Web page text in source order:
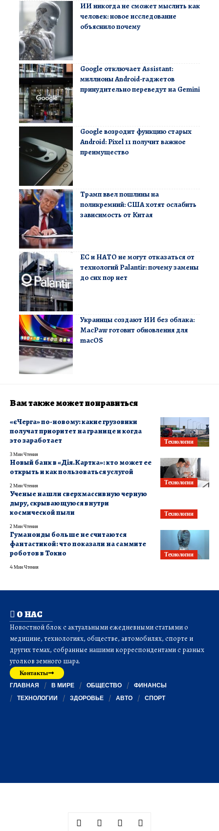
ИИ никогда не сможет мыслить как
человек: новое исследование
объяснило почему
Google отключает Assistant:
миллионы Android-гаджетов
принудительно переведут на Gemini
Google возродит функцию старых
Android: Pixel 11 получит важное
преимущество
Трамп ввел пошлины на
поликремний: США хотят ослабить
зависимость от Китая
ЕС и НАТО не могут отказаться от
технологий Palantir: почему замены
до сих пор нет
Украинцы создают ИИ без облака:
MacPaw готовит обновления для
macOS
Вам также может понравиться
Технологии
«єЧерга» по-новому: какие грузовики
получат приоритет на границе и когда
это заработает
3 Мин Чтения
Технологии
Новый банк в «Дія.Картка»: кто может ее
открыть и как пользоваться услугой
2 Мин Чтения
Технологии
Ученые нашли сверхмассивную черную
дыру, скрывающуюся внутри
космической пыли
2 Мин Чтения
Технологии
Гуманоиды больше не считаются
фантастикой: что показали на саммите
роботов в Токио
4 Мин Чтения
О НАС
Новостной блок с актуальными ежедневными статьями о
медицине, технологиях, обществе, автомобилях, спорте и
других темах, собранные нашими корреспондентами с разных
уголков земного шара.
Контакты
ГЛАВНАЯ В МИРЕ ОБЩЕСТВО
ФИНАНСЫ
ТЕХНОЛОГИИ
ЗДОРОВЬЕ АВТО СПОРТ